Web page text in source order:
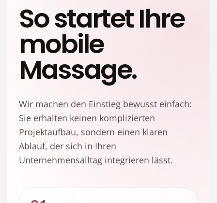
So startet Ihre
mobile
Massage.
Wir machen den Einstieg bewusst einfach:
Sie erhalten keinen komplizierten
Projektaufbau, sondern einen klaren
Ablauf, der sich in Ihren
Unternehmensalltag integrieren lässt.